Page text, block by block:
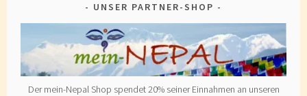
UNSER PARTNER-SHOP
Der mein-Nepal Shop spendet 20% seiner Einnahmen an unseren